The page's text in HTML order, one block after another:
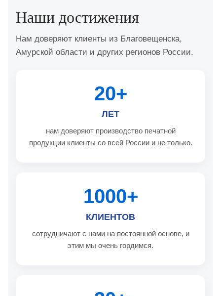
Наши достижения
Нам доверяют клиенты из Благовещенска,
Амурской области и других регионов России.
20+
ЛЕТ
нам доверяют производство печатной
продукции клиенты со всей России и не только.
1000+
КЛИЕНТОВ
сотрудничают с нами на постоянной основе, и
этим мы очень гордимся.